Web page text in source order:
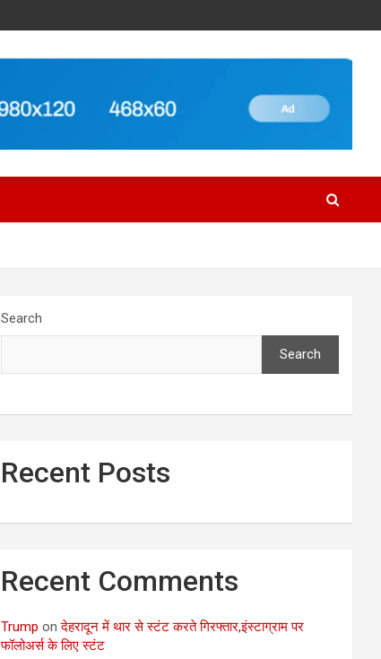
Search
Search
Recent Posts
Recent Comments
Trump onदेहरादून में थार से स्टंट करते गिरफ्तार,इंस्टाग्राम पर
फॉलोअर्स के लिए स्टंट